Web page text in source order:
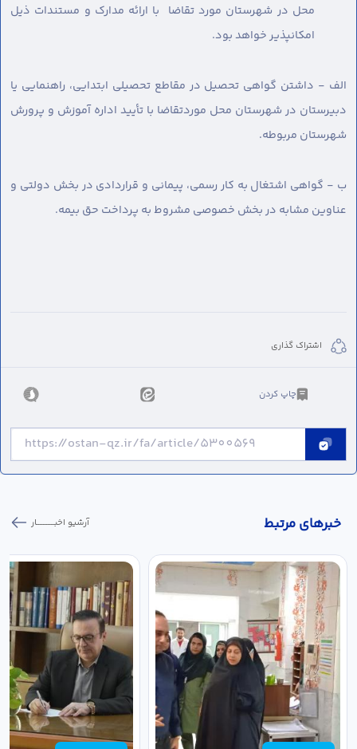
محل در شهرستان مورد تقاضا با ارائه مدارک و مستندات ذیل
امکانپذیر خواهد بود.
الف - داشتن گواهی تحصیل در مقاطع تحصیلی ابتدایی، راهنمایی یا
دبیرستان در شهرستان محل موردتقاضا با تأیید اداره آموزش و پرورش
شهرستان مربوطه.
ب - گواهی اشتغال به کار رسمی، پیمانی و قراردادی در بخش دولتی و
عناوین مشابه در بخش خصوصی مشروط به پرداخت حق بیمه.
اشتراک گذاری
چاپ کردن
خبر‌های مرتبط آرشیو اخبـــــــــــار